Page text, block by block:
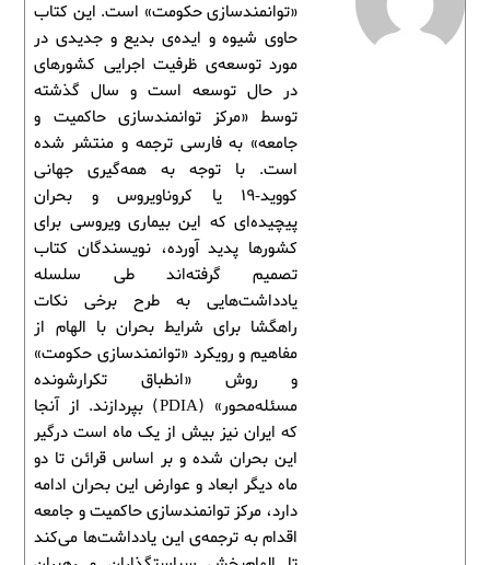
«توانمندسازی حکومت» است. این کتاب
حاوی شیوه و ایده‌ی بدیع و جدیدی در
مورد توسعه‌ی ظرفیت اجرایی کشورهای
در حال توسعه است و سال گذشته
توسط «مرکز توانمندسازی حاکمیت و
جامعه» به فارسی ترجمه و منتشر شده
است. با توجه به همه‌گیری جهانی
کووید-19 یا کروناویروس و بحران
پیچیده‌ای که این بیماری ویروسی برای
کشورها پدید آورده، نویسندگان کتاب
تصمیم گرفته‌اند طی سلسله
یادداشت‌هایی به طرح برخی نکات
راهگشا برای شرایط بحران با الهام از
مفاهیم و رویکرد «توانمندسازی حکومت»
و روش «انطباق تکرارشونده
مسئله‌محور» (PDIA) بپردازند. از آنجا
که ایران نیز بیش از یک ماه است درگیر
این بحران شده و بر اساس قرائن تا دو
ماه دیگر ابعاد و عوارض این بحران ادامه
دارد، مرکز توانمندسازی حاکمیت و جامعه
اقدام به ترجمه‌ی این یادداشت‌ها می‌کند